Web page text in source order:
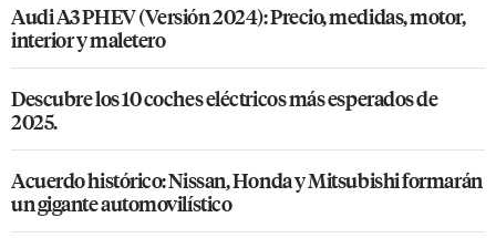
Audi A3 PHEV (Versión 2024): Precio, medidas, motor,
interior y maletero
Descubre los 10 coches eléctricos más esperados de
2025.
Acuerdo histórico: Nissan, Honda y Mitsubishi formarán
un gigante automovilístico